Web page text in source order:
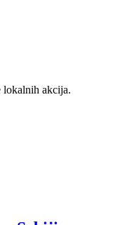
lokalnih akcija.